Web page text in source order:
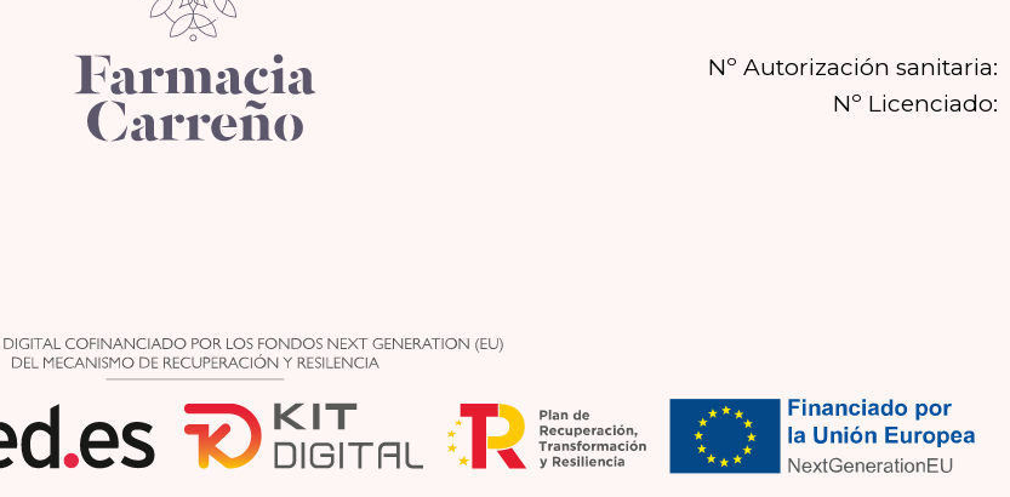
Nº Autorización sanitaria:
Nº Licenciado: